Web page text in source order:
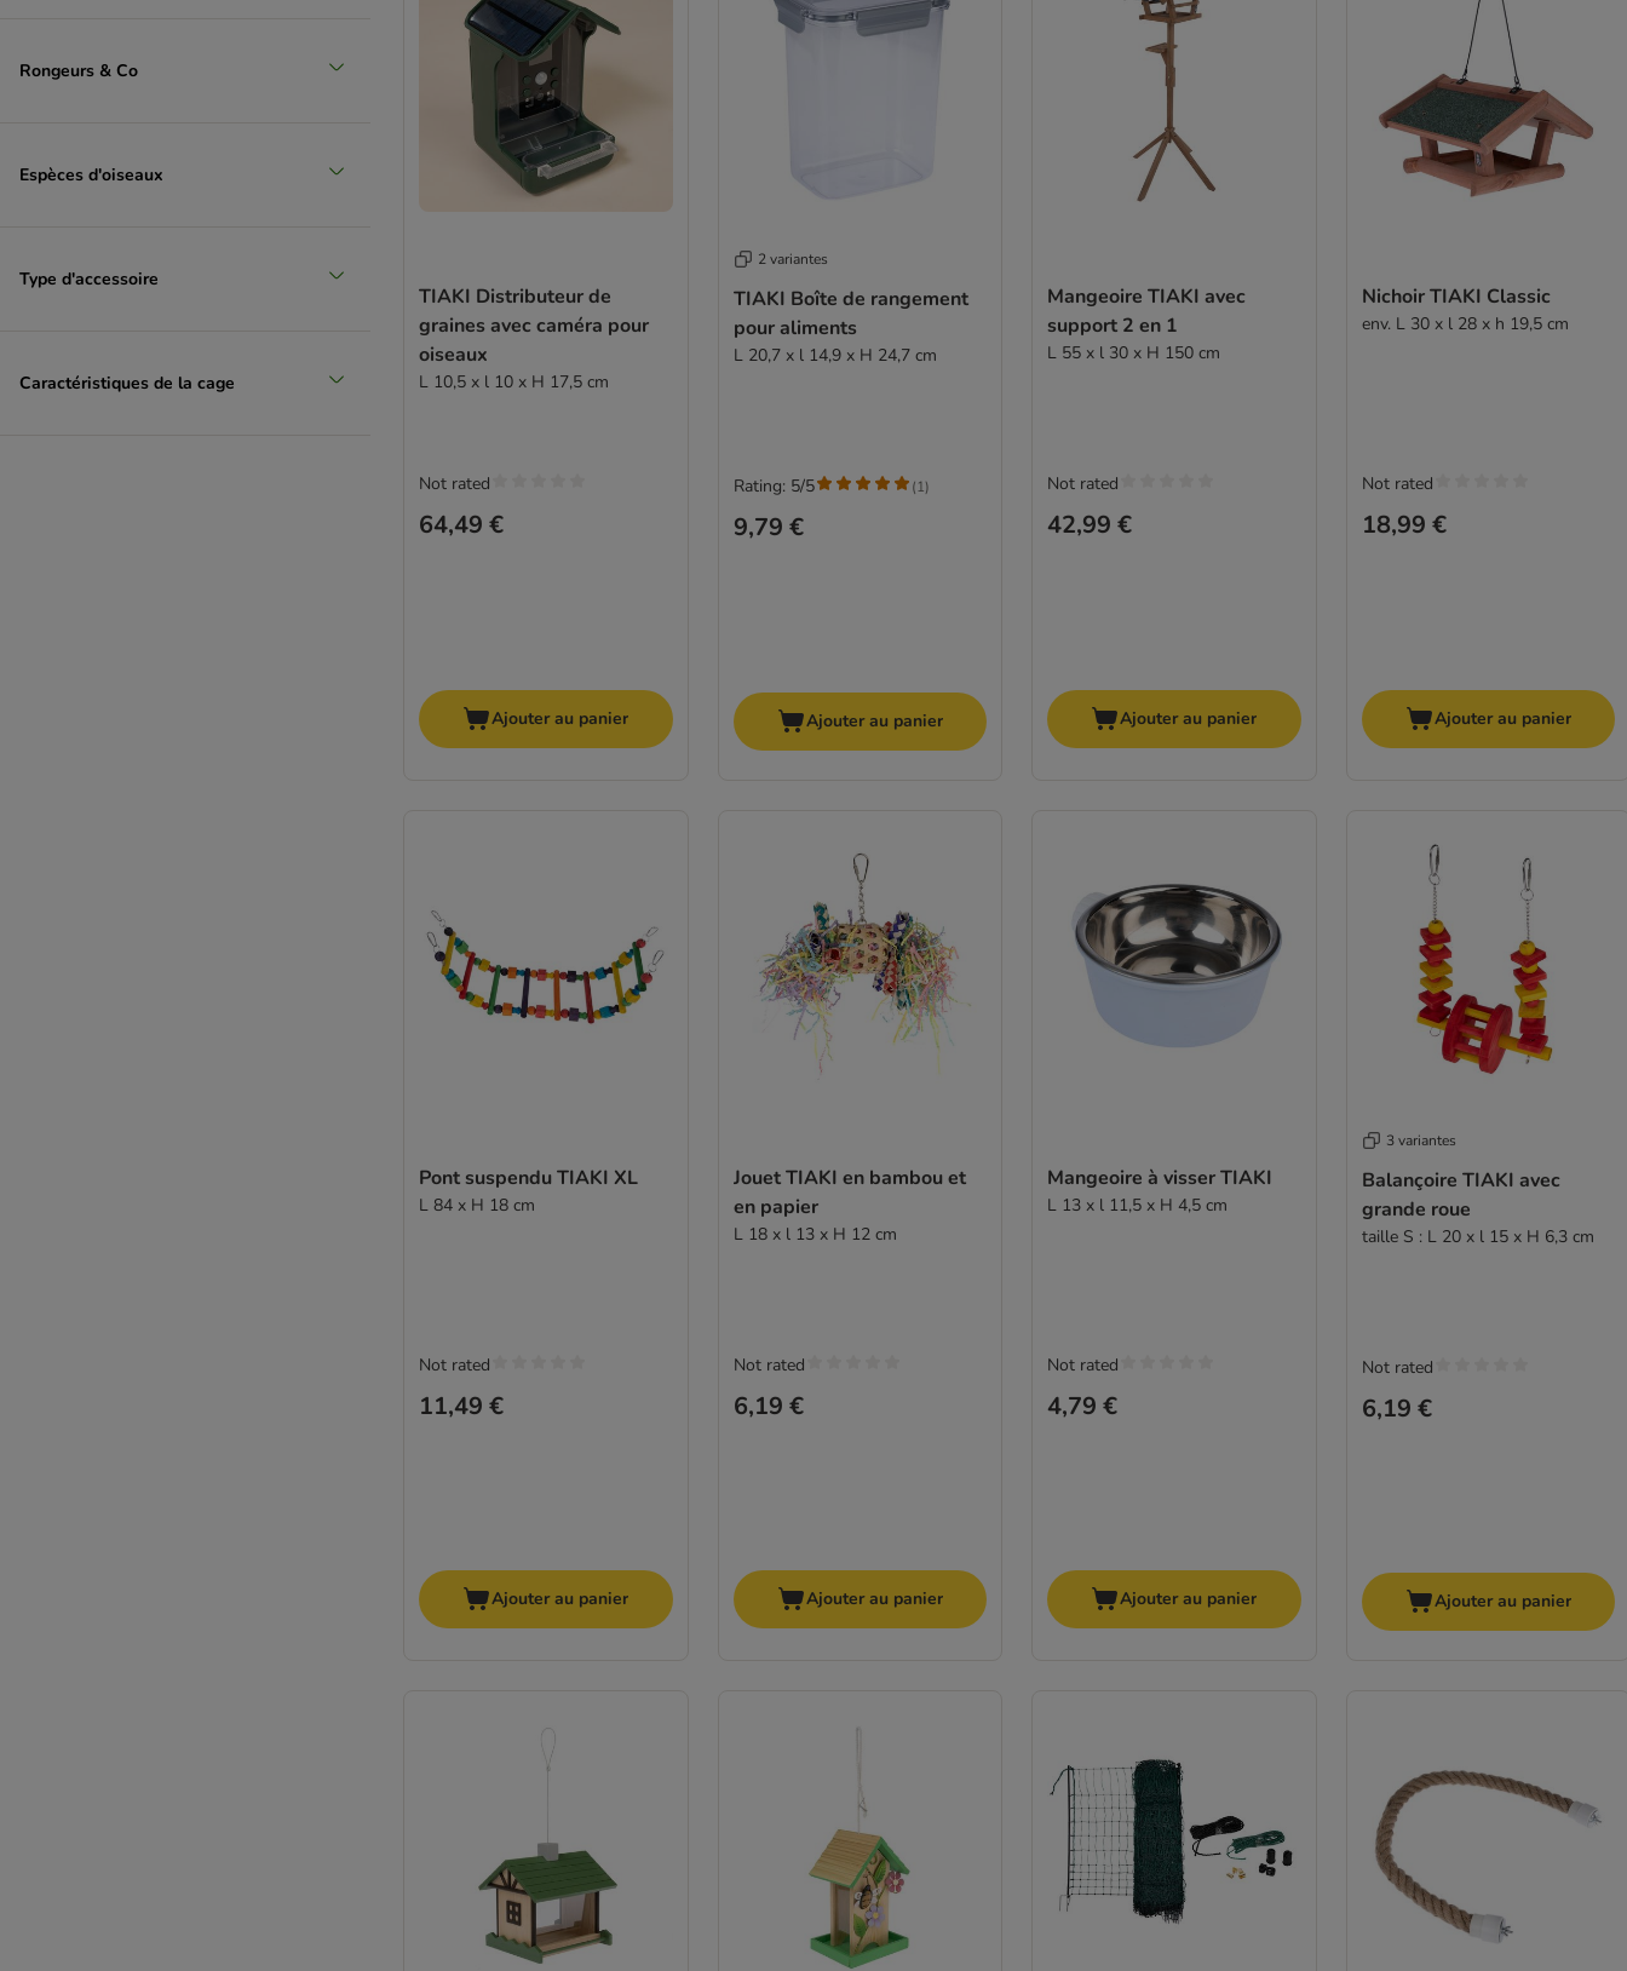
Rongeurs & Co
Espèces d'oiseaux
Type d'accessoire
Caractéristiques de la cage
TIAKI Distributeur de
graines avec caméra pour
oiseaux
L 10,5 x l 10 x H 17,5 cm
64,49 €
Not rated
Ajouter au panier
2 variantes
TIAKI Boîte de rangement
pour aliments
L 20,7 x l 14,9 x H 24,7 cm
9,79 €
Rating: 5/5 (1)
Ajouter au panier
Mangeoire TIAKI avec
support 2 en 1
L 55 x l 30 x H 150 cm
42,99 €
Not rated
Ajouter au panier
Nichoir TIAKI Classic
env. L 30 x l 28 x h 19,5 cm
18,99 €
Not rated
Ajouter au panier
Pont suspendu TIAKI XL
L 84 x H 18 cm
11,49 €
Not rated
Ajouter au panier
Jouet TIAKI en bambou et
en papier
L 18 x l 13 x H 12 cm
6,19 €
Not rated
Ajouter au panier
Mangeoire à visser TIAKI
L 13 x l 11,5 x H 4,5 cm
4,79 €
Not rated
Ajouter au panier
3 variantes
Balançoire TIAKI avec
grande roue
taille S : L 20 x l 15 x H 6,3 cm
6,19 €
Not rated
Ajouter au panier